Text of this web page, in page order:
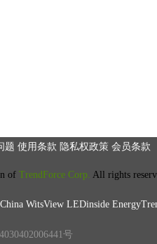
题 使用条款 隐私权政策 会员条款
of TrendForce Corp. All rights
WitsView LEDinside
号